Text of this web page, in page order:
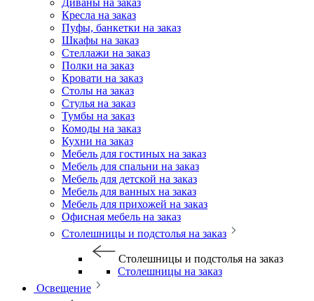
Диваны на заказ
Кресла на заказ
Пуфы, банкетки на заказ
Шкафы на заказ
Стеллажи на заказ
Полки на заказ
Кровати на заказ
Столы на заказ
Стулья на заказ
Тумбы на заказ
Комоды на заказ
Кухни на заказ
Мебель для гостиных на заказ
Мебель для спальни на заказ
Мебель для детской на заказ
Мебель для ванных на заказ
Мебель для прихожей на заказ
Офисная мебель на заказ
Столешницы и подстолья на заказ
Столешницы и подстолья на заказ
Столешницы на заказ
Освещение